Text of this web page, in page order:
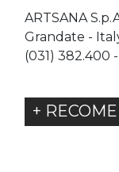
ARTSANA
Grandate -
(031) 382.400
+